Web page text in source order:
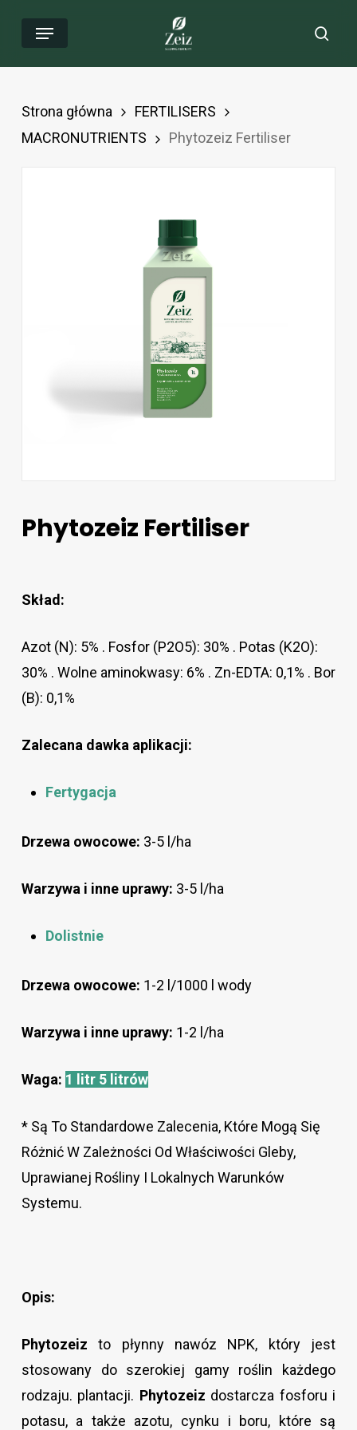
Menu
Strona główna
FERTILISERS
MACRONUTRIENTS
Phytozeiz Fertiliser
Phytozeiz Fertiliser
Skład:
Azot (N): 5% . Fosfor (P2O5): 30% . Potas (K2O):
30% . Wolne aminokwasy: 6% . Zn-EDTA: 0,1% . Bor
(B): 0,1%
Zalecana dawka aplikacji:
Fertygacja
Drzewa owocowe: 3-5 l/ha
Warzywa i inne uprawy: 3-5 l/ha
Dolistnie
Drzewa owocowe: 1-2 l/1000 l wody
Warzywa i inne uprawy: 1-2 l/ha
Waga: 1 litr 5 litrów
* Są To Standardowe Zalecenia, Które Mogą Się
Różnić W Zależności Od Właściwości Gleby,
Uprawianej Rośliny I Lokalnych Warunków
Systemu.
Opis:
Phytozeiz to płynny nawóz NPK, który jest
stosowany do szerokiej gamy roślin każdego
rodzaju. plantacji. Phytozeiz dostarcza fosforu i
potasu, a także azotu, cynku i boru, które są